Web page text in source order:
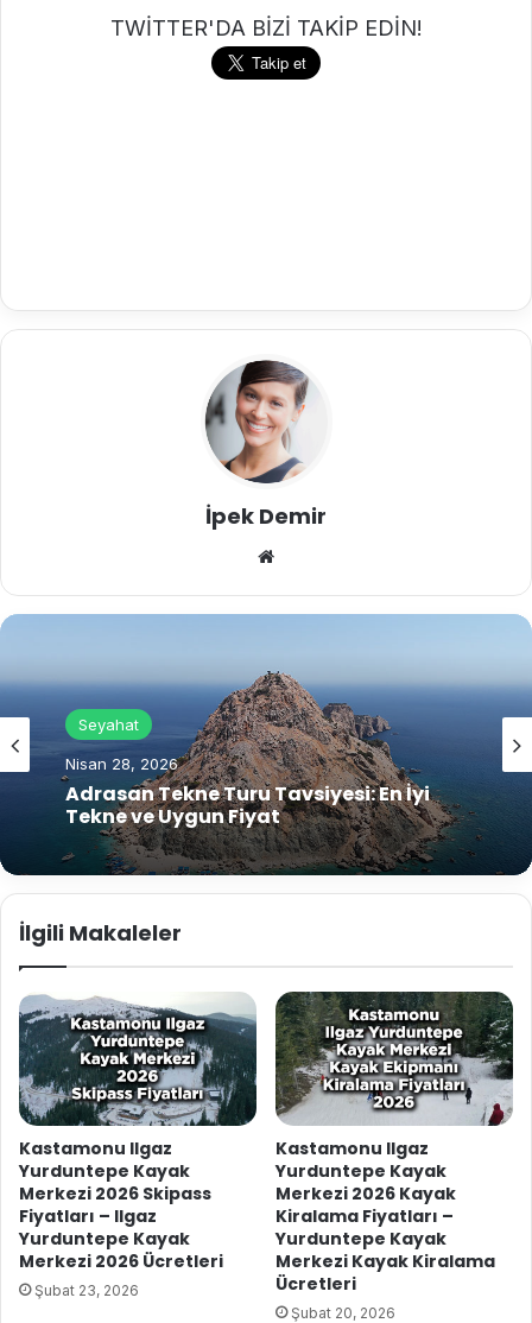
TWİTTER'DA BİZİ TAKİP EDİN!
İpek Demir
sit
Seyahat
Nisan 6, 2026
İzmir’in En Güzel Noktaları
İlgili Makaleler
Kastamonu Ilgaz
Yurduntepe Kayak
Merkezi 2026 Skipass
Fiyatları – Ilgaz
Yurduntepe Kayak
Merkezi 2026 Ücretleri
Şubat 23, 2026
Kastamonu Ilgaz
Yurduntepe Kayak
Merkezi 2026 Kayak
Kiralama Fiyatları –
Yurduntepe Kayak
Merkezi Kayak Kiralama
Ücretleri
Şubat 20, 2026